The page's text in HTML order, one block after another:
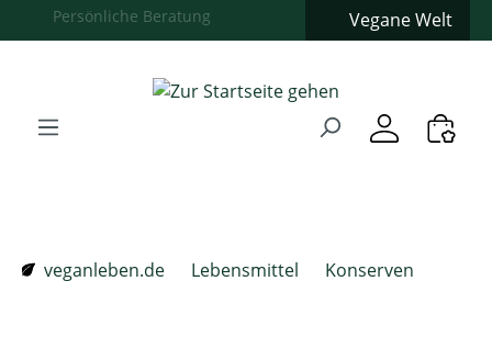
Zum Hauptinhalt springen
Zur Hauptnavigation springen
Vegane Welt
veganleben.de
Lebensmittel Konserven